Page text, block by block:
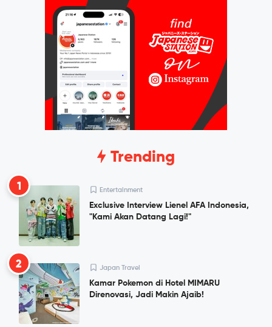
Trending
1 Entertainment
Exclusive Interview Lienel AFA Indonesia,
"Kami Akan Datang Lagi!"
2 Japan Travel
Kamar Pokemon di Hotel MIMARU
Direnovasi, Jadi Makin Ajaib!